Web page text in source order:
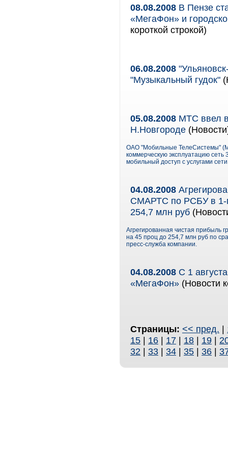
08.08.2008 В Пензе
«МегаФон» и
короткой строкой)
06.08.2008
"Музыкальный гудок"
05.08.2008 МТС ввел в
Н.Новгороде
ОАО "Мобильные ТелеСистемы"
коммерческую эксплуатацию сеть
мобильный доступ с услугами
04.08.2008
СМАРТС по РСБУ в 1-м
254,7 млн руб
Агрегированная чистая прибыль
на 45 проц до 254,7 млн руб по
пресс-служба компании.
04.08.2008 С 1
«МегаФон» (Новости
Страницы: << пред. |
15 | 16 | 17 | 18 | 19 |
32 | 33 | 34 | 35 | 36 |